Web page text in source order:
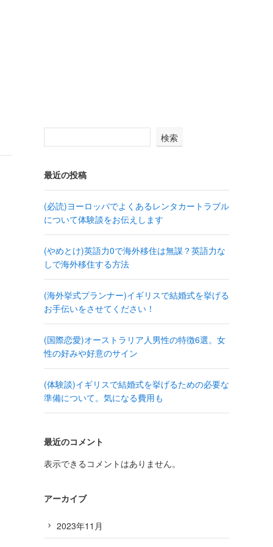
検索
最近の投稿
(必読)ヨーロッパでよくあるレンタカートラブル
について体験談をお伝えします
(やめとけ)英語力0で海外移住は無謀？英語力な
しで海外移住する方法
(海外挙式プランナー)イギリスで結婚式を挙げる
お手伝いをさせてください！
(国際恋愛)オーストラリア人男性の特徴6選。女
性の好みや好意のサイン
(体験談)イギリスで結婚式を挙げるための必要な
準備について。気になる費用も
最近のコメント
表示できるコメントはありません。
アーカイブ
2023年11月